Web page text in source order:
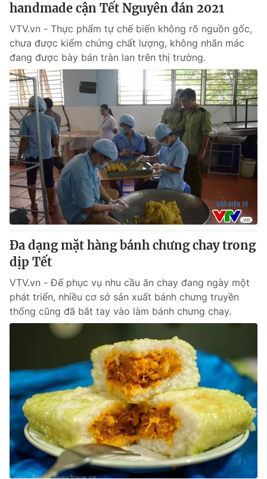
handmade cận Tết Nguyên đán 2021
VTV.vn - Thực phẩm tự chế biến không rõ nguồn gốc,
chưa được kiểm chứng chất lượng, không nhãn mác
đang được bày bán tràn lan trên thị trường.
Đa dạng mặt hàng bánh chưng chay trong
dịp Tết
VTV.vn - Để phục vụ nhu cầu ăn chay đang ngày một
phát triển, nhiều cơ sở sản xuất bánh chưng truyền
thống cũng đã bắt tay vào làm bánh chưng chay.